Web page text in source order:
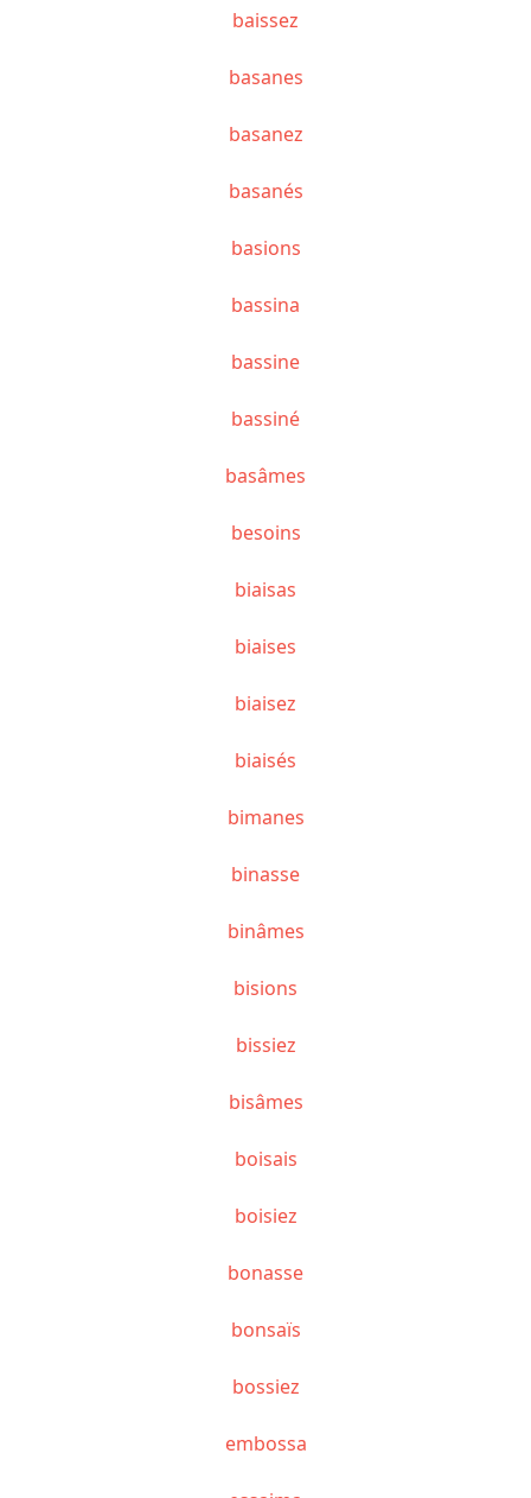
baissez
basanes
basanez
basanés
basions
bassina
bassine
bassiné
basâmes
besoins
biaisas
biaises
biaisez
biaisés
bimanes
binasse
binâmes
bisions
bissiez
bisâmes
boisais
boisiez
bonasse
bonsaïs
bossiez
embossa